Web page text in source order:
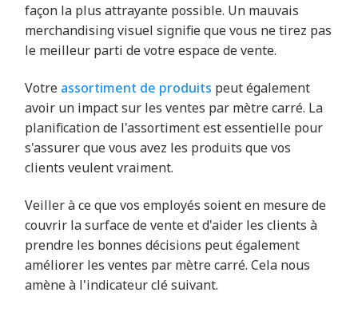
façon la plus attrayante possible. Un mauvais
merchandising visuel signifie que vous ne tirez pas
le meilleur parti de votre espace de vente.
Votre assortiment de produits peut également
avoir un impact sur les ventes par mètre carré. La
planification de l'assortiment est essentielle pour
s'assurer que vous avez les produits que vos
clients veulent vraiment.
Veiller à ce que vos employés soient en mesure de
couvrir la surface de vente et d'aider les clients à
prendre les bonnes décisions peut également
améliorer les ventes par mètre carré. Cela nous
amène à l'indicateur clé suivant.